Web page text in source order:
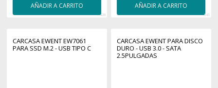
AÑADIR A CARRITO
428
AÑADIR A CARRITO
541
CARCASA EWENT EW7061
PARA SSD M.2 - USB TIPO C
CARCASA EWENT PARA DISCO
DURO - USB 3.0 - SATA
2.5PULGADAS